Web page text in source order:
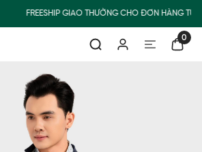
FREESHIP GIAO THƯỜNG CHO ĐƠN HÀNG TỪ
0